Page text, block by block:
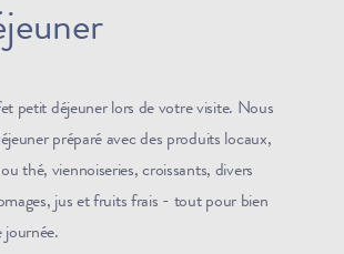
petit déjeuner lors de votre visite. Nous
préparé avec des produits locaux,
thé, viennoiseries, croissants, divers
jus et fruits frais - tout pour bien
journée.